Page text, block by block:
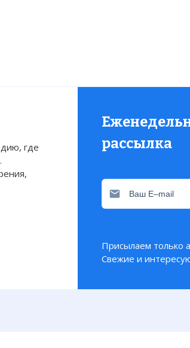
института морской геологии и
где
рассылка
Присылаем только
Свежие и